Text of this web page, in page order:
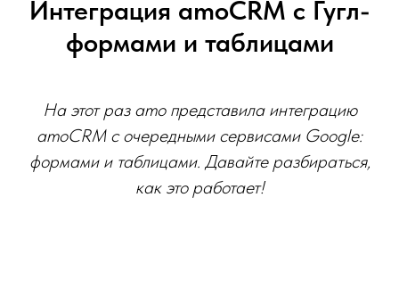
Интеграция amoCRM с Гугл-
формами и таблицами
На этот раз amo представила интеграцию
amoCRM с очередными сервисами Google:
формами и таблицами. Давайте разбираться,
как это работает!